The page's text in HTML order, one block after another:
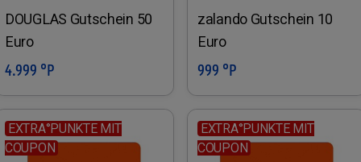
DOUGLAS Gutschein 50
Euro
In den Warenkorb
4.999 °P
zalando Gutschein 10
Euro
999 °P
EXTRA°PUNKTE MIT
COUPON
EXTRA°PUNKTE MIT
COUPON